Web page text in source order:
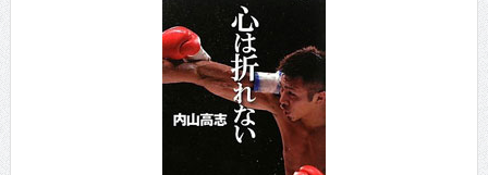
CINEMA×STYLE 286号
CINEMA×STYLE 285号